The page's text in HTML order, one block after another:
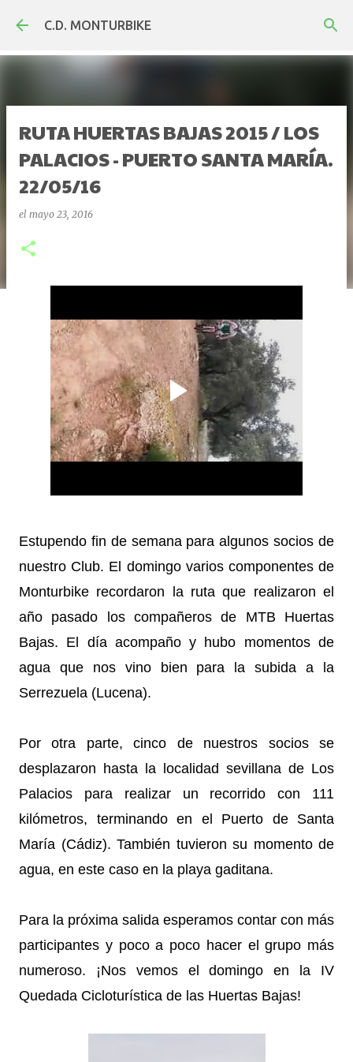
Ir al contenido principal
C.D. MONTURBIKE
RUTA HUERTAS BAJAS 2015 / LOS
PALACIOS - PUERTO SANTA MARÍA.
22/05/16
el mayo 23, 2016
Estupendo fin de semana para algunos socios de
nuestro Club. El domingo varios componentes de
Monturbike recordaron la ruta que realizaron el
año pasado los compañeros de MTB Huertas
Bajas. El día acompaño y hubo momentos de
agua que nos vino bien para la subida a la
Serrezuela (Lucena).
Por otra parte, cinco de nuestros socios se
desplazaron hasta la localidad sevillana de Los
Palacios para realizar un recorrido con 111
kilómetros, terminando en el Puerto de Santa
María (Cádiz). También tuvieron su momento de
agua, en este caso en la playa gaditana.
Para la próxima salida esperamos contar con más
participantes y poco a poco hacer el grupo más
numeroso. ¡Nos vemos el domingo en la IV
Quedada Cicloturística de las Huertas Bajas!